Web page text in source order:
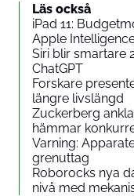
Läs också
iPad 11:
Apple
Siri blir smartare
ChatGPT
Forskare
längre livslängd
Zuckerberg
hämmar
Varning:
grenuttag
Roborocks nya
nivå med